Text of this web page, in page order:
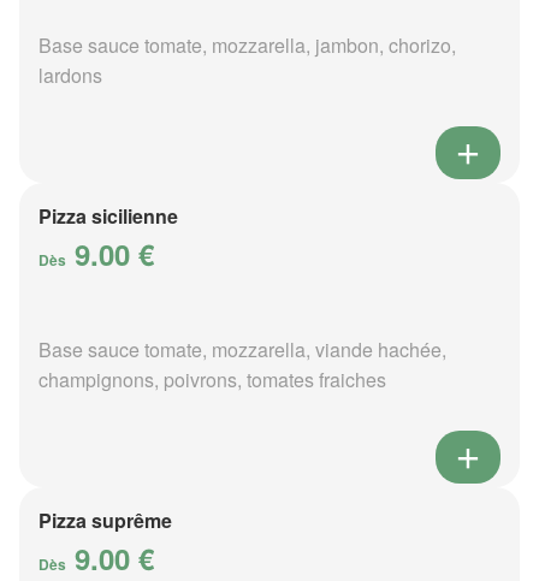
Base sauce tomate, mozzarella, jambon, chorizo,
lardons
Pizza sicilienne
Dès 9.00 €
Base sauce tomate, mozzarella, viande hachée,
champignons, poivrons, tomates fraiches
Pizza suprême
Dès 9.00 €